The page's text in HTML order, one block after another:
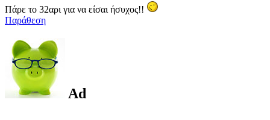
Πάρε το 32αρι για να είσαι ήσυχος!!
Παράθεση
Ad